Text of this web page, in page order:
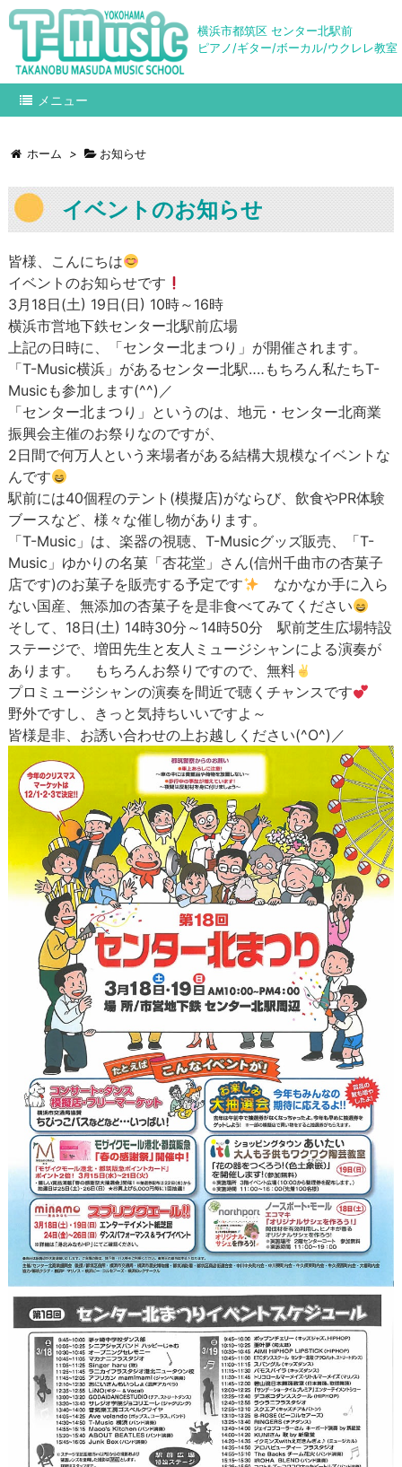
横浜市都筑区 センター北駅前
ピアノ/ギター/ボーカル/ウクレレ教室
メニュー
ホーム > お知らせ
イベントのお知らせ
皆様、こんにちは
イベントのお知らせです
3月18日(土) 19日(日) 10時～16時
横浜市営地下鉄センター北駅前広場
上記の日時に、「センター北まつり」が開催されます。
「T-Music横浜」があるセンター北駅‥‥もちろん私たちT-
Musicも参加します(^^)／
「センター北まつり」というのは、地元・センター北商業
振興会主催のお祭りなのですが、
2日間で何万人という来場者がある結構大規模なイベントな
んです
駅前には40個程のテント(模擬店)がならび、飲食やPR体験
ブースなど、様々な催し物があります。
「T-Music」は、楽器の視聴、T-Musicグッズ販売、「T-
Music」ゆかりの名菓「杏花堂」さん(信州千曲市の杏菓子
店です)のお菓子を販売する予定です
なかなか手に入ら
ない国産、無添加の杏菓子を是非食べてみてください
そして、18日(土) 14時30分～14時50分 駅前芝生広場特設
ステージで、増田先生と友人ミュージシャンによる演奏が
あります。 もちろんお祭りですので、無料
プロミュージシャンの演奏を間近で聴くチャンスです
野外ですし、きっと気持ちいいですよ～
皆様是非、お誘い合わせの上お越しください(^O^)／